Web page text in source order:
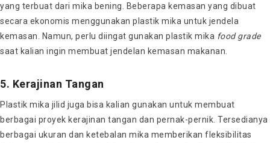
yang terbuat dari mika bening. Beberapa kemasan yang dibuat
secara ekonomis menggunakan plastik mika untuk jendela
kemasan. Namun, perlu diingat gunakan plastik mika food grade
saat kalian ingin membuat jendelan kemasan makanan.
5. Kerajinan Tangan
Plastik mika jilid juga bisa kalian gunakan untuk membuat
berbagai proyek kerajinan tangan dan pernak-pernik. Tersedianya
berbagai ukuran dan ketebalan mika memberikan fleksibilitas